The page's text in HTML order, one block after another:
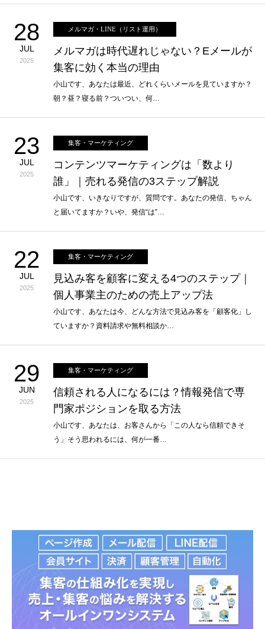
28
JUL
2025
メルマガ・LINE（リスト運用）
メルマガは時代遅れじゃない？Eメールが
集客に効く本当の理由
小山です、あなたは最近、どれくらいメールを見ていますか？
朝？昼？寝る前？ついつい、何…
23
JUL
2025
集客・マーケティング
コンテンツマーケティングは「数より
誰」｜売れる発信の3ステップ解説
小山です、いきなりですが、質問です。あなたの発信、ちゃん
と届いてますか？いや、発信“は”…
22
JUL
2025
集客・マーケティング
見込み客を顧客に変える4つのステップ｜
個人事業主のための売上アップ法
小山です、あなたは今、どんな方法で見込み客を「顧客化」し
ていますか？資料請求や無料相談か…
29
JUN
2025
集客・マーケティング
信頼される人になるには？情報発信で専
門家ポジションを取る方法
小山です、あなたは、お客さんから「この人なら信頼できそ
う」そう思われるには、何が一番…